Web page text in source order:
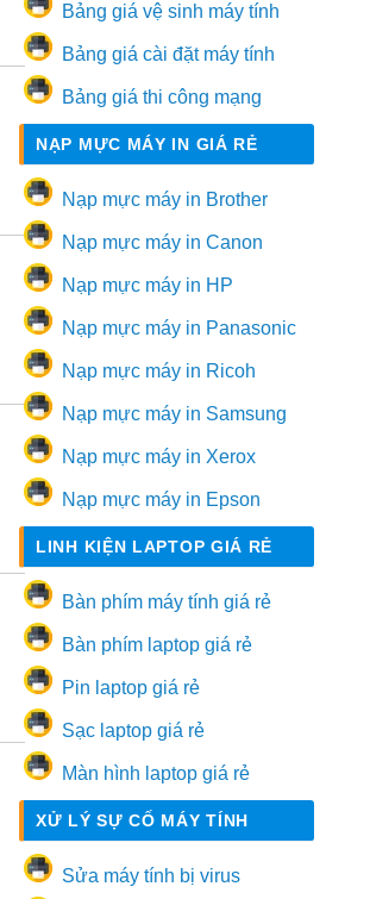
Bảng giá vệ sinh máy tính
Bảng giá cài đặt máy tính
Bảng giá thi công mạng
NẠP MỰC MÁY IN GIÁ RẺ
Nạp mực máy in Brother
Nạp mực máy in Canon
Nạp mực máy in HP
Nạp mực máy in Panasonic
Nạp mực máy in Ricoh
Nạp mực máy in Samsung
Nạp mực máy in Xerox
Nạp mực máy in Epson
LINH KIỆN LAPTOP GIÁ RẺ
Bàn phím máy tính giá rẻ
Bàn phím laptop giá rẻ
Pin laptop giá rẻ
Sạc laptop giá rẻ
Màn hình laptop giá rẻ
XỬ LÝ SỰ CỐ MÁY TÍNH
Sửa máy tính bị virus